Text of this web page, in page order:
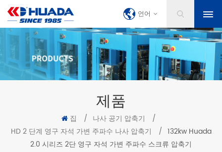
언어
제품
집 / 나사 공기 압축기
/
HD 2 단계 영구 자석 가변 주파수 나사 압축기
/ 132kw Huada
2.0 시리즈 2단 영구 자석 가변 주파수 스크류 압축기